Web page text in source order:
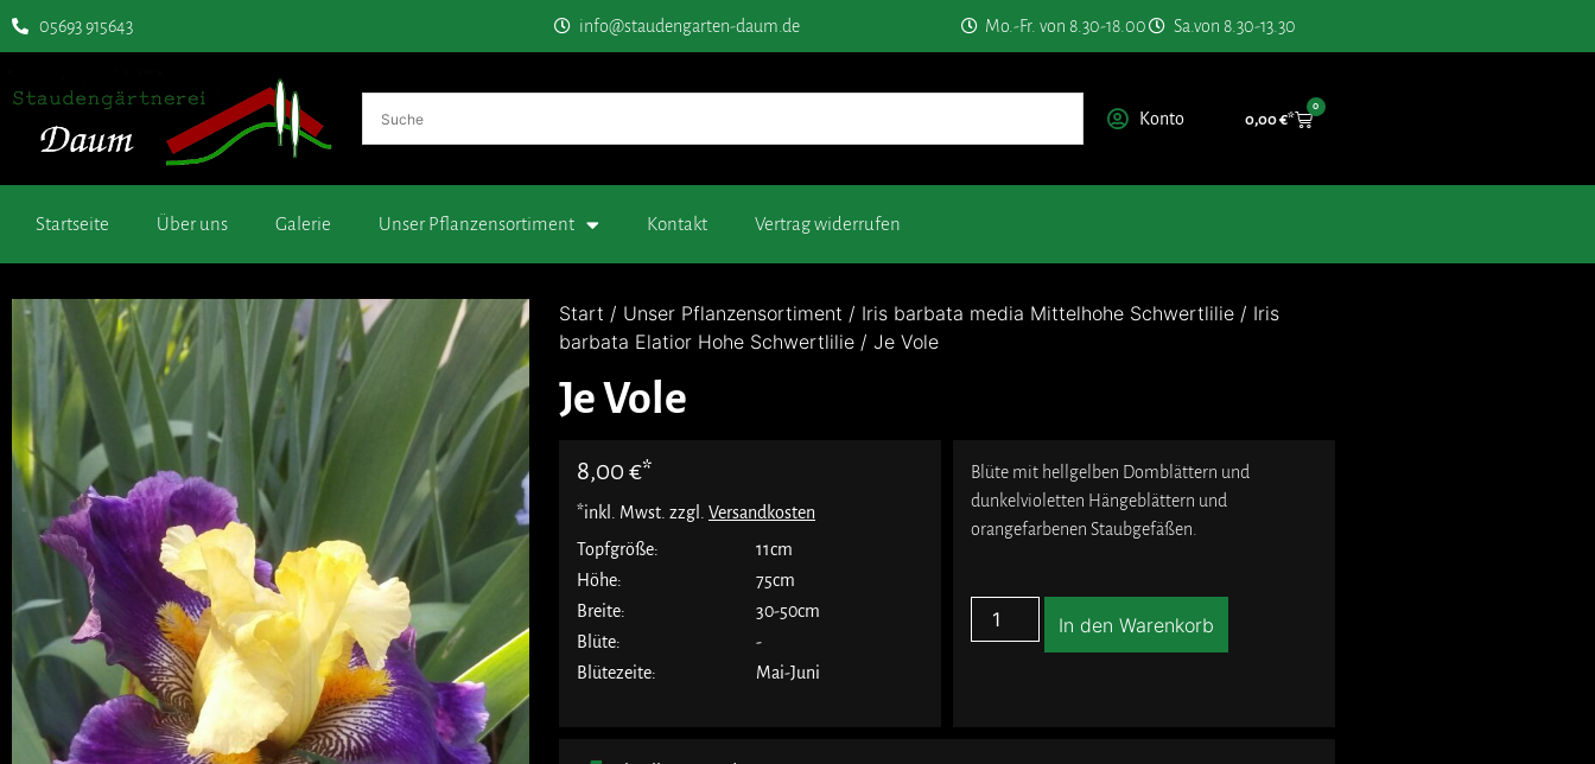
05693 915643 info@staudengarten-daum.de Mo.-Fr. von 8.30-18.00 Sa.von 8.30-13.30
Konto 0,00€
0
Startseite Über uns Galerie Unser Pflanzensortiment Kontakt Vertrag widerrufen
Start / Unser Pflanzensortiment / Iris barbata media Mittelhohe Schwertlilie / Iris
barbata Elatior Hohe Schwertlilie / Je Vole
Je Vole
8,00 €
*inkl. Mwst. zzgl. Versandkosten
Topfgröße:
11cm
Höhe:
75cm
Breite:
30-50cm
Blüte:
-
Blütezeite:
Mai-Juni
Blüte mit hellgelben Domblättern und
dunkelvioletten Hängeblättern und
orangefarbenen Staubgefäßen.
In den Warenkorb